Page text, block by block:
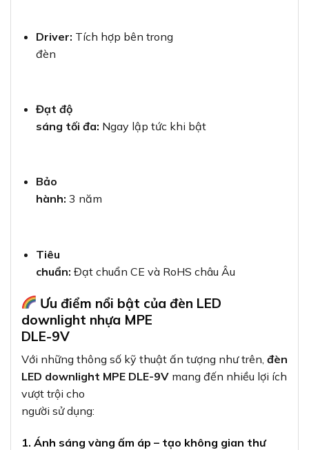
Driver: Tích hợp bên trong
đèn
Đạt độ
sáng tối đa: Ngay lập tức khi bật
Bảo
hành: 3 năm
Tiêu
chuẩn: Đạt chuẩn CE và RoHS châu Âu
Ưu điểm nổi bật của đèn LED
downlight nhựa MPE
DLE-9V
Với những thông số kỹ thuật ấn tượng như trên, đèn
LED downlight MPE DLE-9V mang đến nhiều lợi ích
vượt trội cho
người sử dụng:
1. Ánh sáng vàng ấm áp – tạo không gian thư